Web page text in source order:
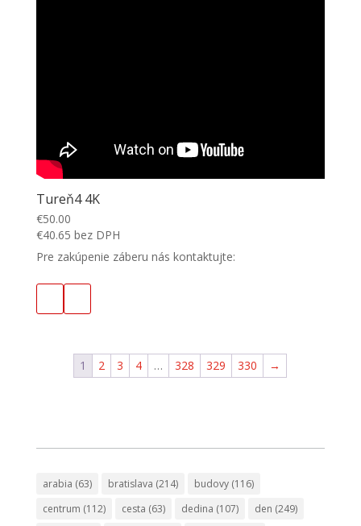
Tureň4 4K
€50.00
€40.65 bez DPH
Pre zakúpenie záberu nás kontaktujte:
1 2 3 4 … 328 329 330 →
arabia (63) bratislava (214) budovy(116)
centrum (112) cesta (63) dedina (107) den (249)